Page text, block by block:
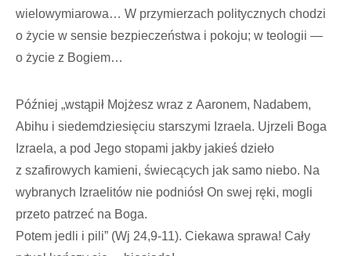
wielowymiarowa… W przymierzach politycznych chodzi
o życie w sensie bezpieczeństwa i pokoju; w teologii —
o życie z Bogiem…
Później „wstąpił Mojżesz wraz z Aaronem, Nadabem,
Abihu i siedemdziesięciu starszymi Izraela. Ujrzeli Boga
Izraela, a pod Jego stopami jakby jakieś dzieło
z szafirowych kamieni, świecących jak samo niebo. Na
wybranych Izraelitów nie podniósł On swej ręki, mogli
przeto patrzeć na Boga.
Potem jedli i pili” (Wj 24,9-11). Ciekawa sprawa! Cały